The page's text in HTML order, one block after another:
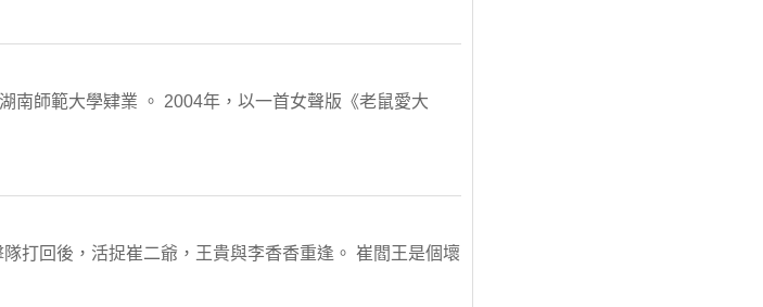
南師範大學肄業 。 2004年，以一首女聲版《老鼠愛大
打回後，活捉崔二爺，王貴與李香香重逢。 崔閻王是個壞